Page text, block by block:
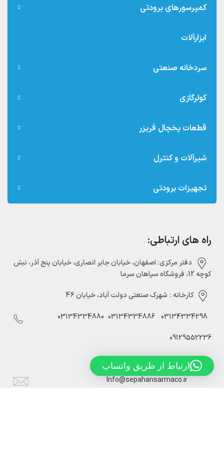
کمپرسورهای برودتی
ابزارآلات
سردخانه صنعتی
کولرگازی
قطعات یخچال فریزر
شیرآلات و کنترل
تجهیزات برودتی
راه های ارتباطی:
دفتر مرکزی:‌ اصفهان، خیابان جابر انصاری، خیابان پنج آذر، نبش
کوچه 12، فروشگاه سپاهان سرما
کارخانه : شهرک صنعتی دولت آباد، خیابان 46
03134334298
03134334886
03134334880
09129552236
Info@sepahansarmaco.ir
ارتباط از طریق واتساپ